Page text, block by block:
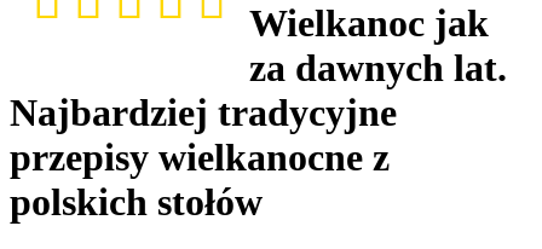
Wielkanoc jak
za dawnych lat.
Najbardziej tradycyjne
przepisy wielkanocne z
polskich stołów